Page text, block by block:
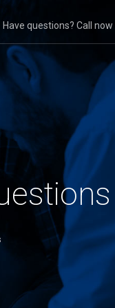
Have questions? Call now